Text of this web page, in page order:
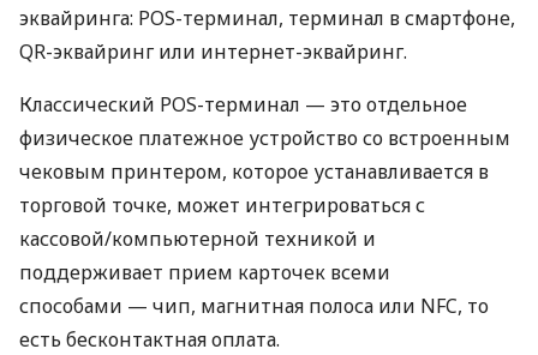
эквайринга: POS-терминал, терминал в смартфоне,
QR-эквайринг или интернет-эквайринг.
Классический POS-терминал — это отдельное
физическое платежное устройство со встроенным
чековым принтером, которое устанавливается в
торговой точке, может интегрироваться с
кассовой/компьютерной техникой и
поддерживает прием карточек всеми
способами — чип, магнитная полоса или NFC, то
есть бесконтактная оплата.